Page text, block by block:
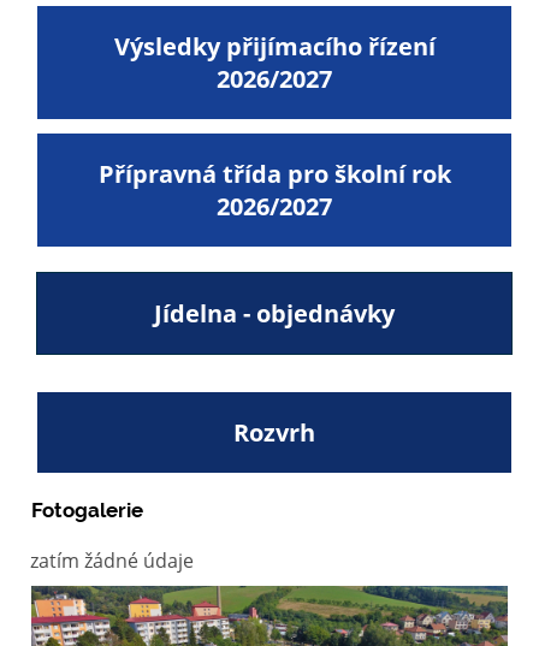
Výsledky přijímacího řízení
2026/2027
Přípravná třída pro školní rok
2026/2027
Jídelna - objednávky
Rozvrh
Fotogalerie
zatím žádné údaje